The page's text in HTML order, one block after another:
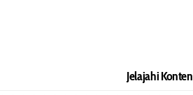
Jelajahi Konten